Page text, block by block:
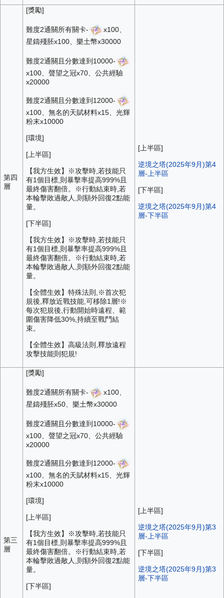
第四
層
[獎勵]
難度2通關所有關卡-
x100、
星鑄殘胚x100、樂土幣x30000
難度2通關且分數達到10000-
x100、聲望之冠x70、公共經驗
x20000
難度2通關且分數達到12000-
x100、無名的天賦材料x15、光輝
粉末x10000
[環境]
[上半區]
【我方生效】※攻擊時,若技能只
有1個目標,則暴擊率提高999%且
最終傷害翻倍。※行動結束時,若
本輪擊敗過敵人,則額外回復2點能
量。
[下半區]
【我方生效】※攻擊時,若技能只
有1個目標,則暴擊率提高999%且
最終傷害翻倍。※行動結束時,若
本輪擊敗過敵人,則額外回復2點能
量。
【全體生效】特殊法則,※首次犯
規後,釋放近戰技能,可移除1層!※
每次犯規後,行動開始時遠程、範
圍傷害降低30%,持續至戰鬥結
束。
【全體生效】高級法則,釋放遠程
攻擊技能則犯規!
[上半區]
逆境之塔(2025年9月)第4
層-上半區
[下半區]
逆境之塔(2025年9月)第4
層-下半區
第三
層
[獎勵]
難度2通關所有關卡-
x100、
星鑄殘胚x50、樂土幣x30000
難度2通關且分數達到10000-
x100、聲望之冠x70、公共經驗
x20000
難度2通關且分數達到12000-
x100、無名的天賦材料x15、光輝
粉末x10000
[環境]
[上半區]
【我方生效】※攻擊時,若技能只
有1個目標,則暴擊率提高999%且
最終傷害翻倍。※行動結束時,若
本輪擊敗過敵人,則額外回復2點能
量。
[下半區]
[上半區]
逆境之塔(2025年9月)第3
層-上半區
[下半區]
逆境之塔(2025年9月)第3
層-下半區